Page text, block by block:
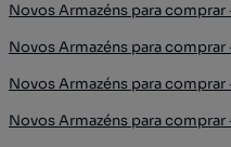
Novos Armazéns para
Novos Armazéns para comprar
Novos Armazéns para comprar
Novos Armazéns para